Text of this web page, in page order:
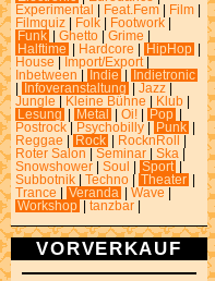
Experimental
Feat.Fem Film
Filmquiz
Folk Footwork
Funk
Ghetto Grime
Halftime
Hardcore HipHop
House
Import/Export
Inbetween
Indie
Indietronic
Infoveranstaltung Jazz
Jungle
Kleine Bühne Klub
Lesung
Metal Oi! Pop
Postrock
Psychobilly Punk
Reggae
Rock RocknRoll
Roter Salon
Seminar Ska
Snowshower
Soul Sport
Subbotnik
Techno Theater
Trance
Veranda Wave
Workshop
tanzbar
VORVERKAUF